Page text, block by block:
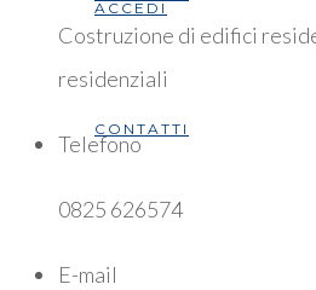
ACCEDI
CONTATTI
Costruzione di edifici
residenziali
Telefono
0825 626574
E-mail